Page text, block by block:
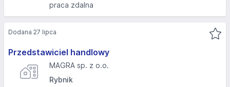
praca zdalna
Przedstawiciel handlowy
MAGRA sp. z o.o.
Rybnik
Dodana 27 lipca